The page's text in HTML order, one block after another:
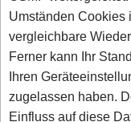
Umständen Cookies
vergleichbare
Ferner kann Ihr
Ihren
zugelassen haben.
Einfluss auf diese